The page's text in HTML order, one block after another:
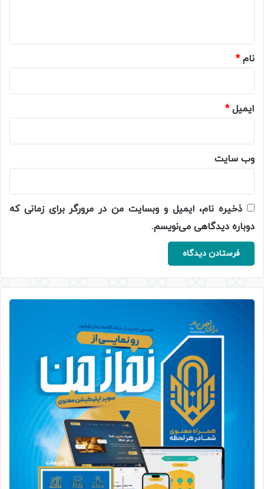
نام*
ایمیل*
وب‌ سایت
ذخیره نام، ایمیل و وبسایت من در مرورگر برای زمانی که
دوباره دیدگاهی می‌نویسم.